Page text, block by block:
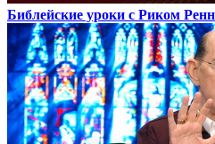
Библейские уроки с Риком